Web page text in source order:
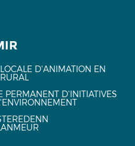
D'ANIMATION EN
PERMANENT D'INITIATIVES